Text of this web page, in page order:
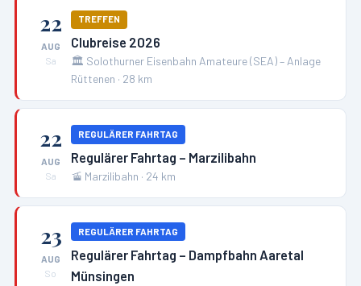
22
AUG
Sa
TREFFEN
Clubreise 2026
🏛️ Solothurner Eisenbahn Amateure (SEA) – Anlage
Rüttenen · 28 km
22
AUG
Sa
REGULÄRER FAHRTAG
Regulärer Fahrtag – Marzilibahn
🚡 Marzilibahn · 24 km
23
AUG
So
REGULÄRER FAHRTAG
Regulärer Fahrtag – Dampfbahn Aaretal
Münsingen